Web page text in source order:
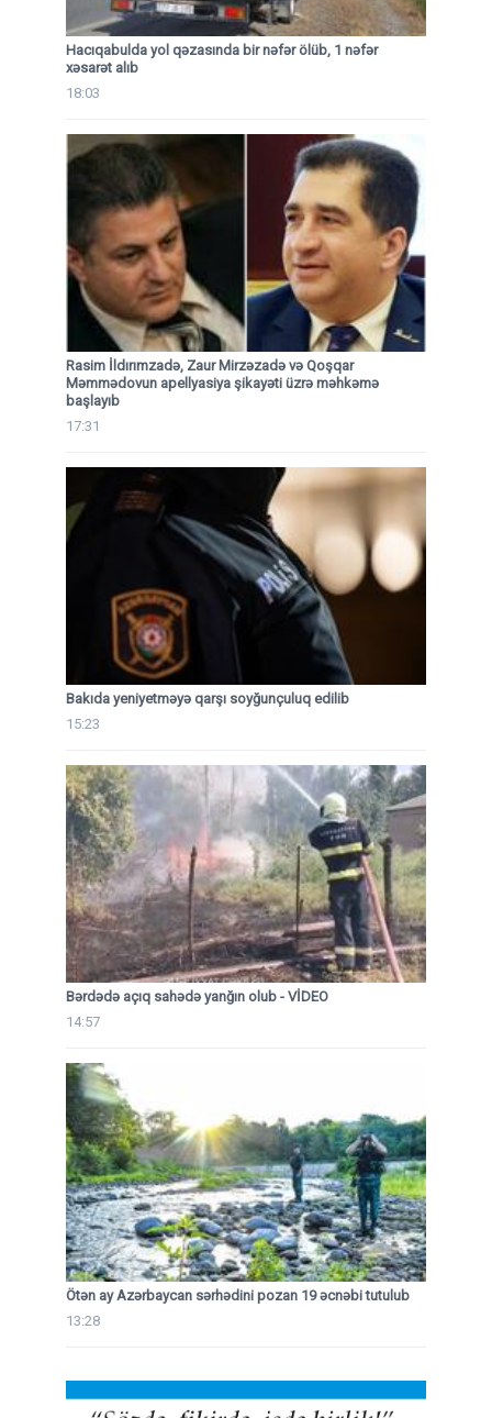
Hacıqabulda yol qəzasında bir nəfər ölüb, 1 nəfər
xəsarət alıb
18:03
Rasim İldırımzadə, Zaur Mirzəzadə və Qoşqar
Məmmədovun apellyasiya şikayəti üzrə məhkəmə
başlayıb
17:31
Bakıda yeniyetməyə qarşı soyğunçuluq edilib
15:23
Bərdədə açıq sahədə yanğın olub - VİDEO
14:57
Ötən ay Azərbaycan sərhədini pozan 19 əcnəbi tutulub
13:28